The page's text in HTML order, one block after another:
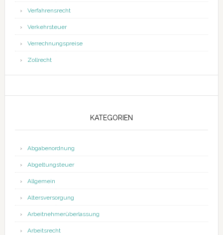
Verfahrensrecht
Verkehrsteuer
Verrechnungspreise
Zollrecht
KATEGORIEN
Abgabenordnung
Abgeltungsteuer
Allgemein
Altersversorgung
Arbeitnehmerüberlassung
Arbeitsrecht